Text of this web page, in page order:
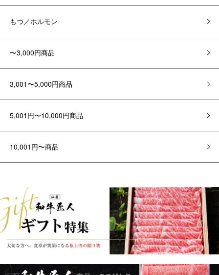
もつ／ホルモン
〜3,000円商品
3,001〜5,000円商品
5,001円〜10,000円商品
10,001円〜商品